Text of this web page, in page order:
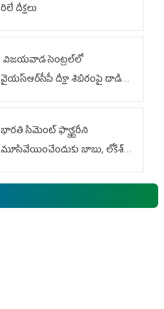
రిలే దీక్షలు
విజయవాడ సెంట్రల్‌లో
వైయ‌స్ఆర్‌సీపీ దీక్షా శిబిరంపై దాడి
దుర్మార్గం
భారతి సిమెంట్ ఫ్యాక్టరీని
మూసివేయించేందుకు బాబు, లోకేశ్
కుట్ర